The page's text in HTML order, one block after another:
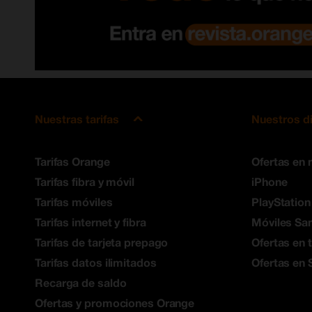
Avenida Ansite 71 , Agüimes
Tienda Orange Alaquas
9.67
Avenida País Valenciano 22 , Alaquàs
46970 - Valencia
655 878 978
Laborables: 10:00-14:00;17:00-20:30 | S: 10:30-13:30
Ver en el mapa
Cómo llegar
Albacete
Nuestras tarifas
Tarifas Orange
Tarifas fibra y móvil
Tarifas móviles
Tarifas internet y fibra
Tarifas de tarjeta prepago
Tarifas datos ilimitados
Recarga de saldo
Ofertas y promociones Orange
Nuestros
Ofertas en
iPhone
PlayStation
Móviles
Ofertas en
Ofertas en